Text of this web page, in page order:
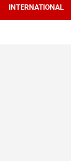
INTERNATIONAL